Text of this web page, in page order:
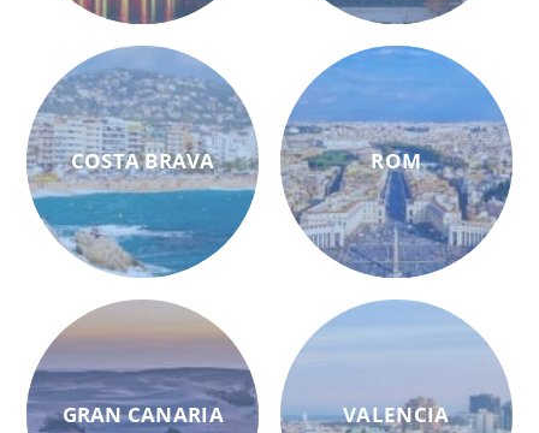
COSTA BRAVA
GRAN CANARIA
ROM
VALENCIA